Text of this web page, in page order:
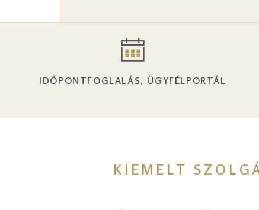
IDŐPONTFOGLALÁS, ÜGYFÉLPORTÁL
KIEMELT